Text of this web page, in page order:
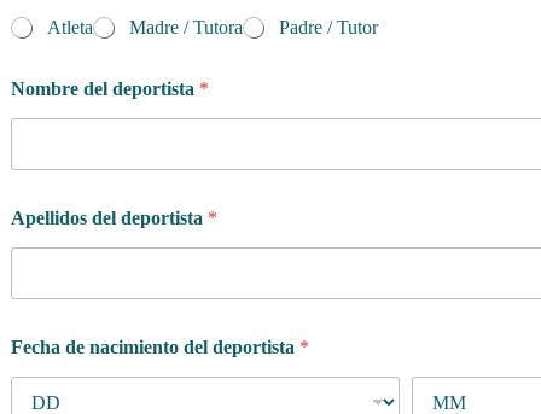
Atleta
Madre / Tutora Padre / Tutor
Nombre del deportista *
Apellidos del deportista *
Fecha de nacimiento del deportista *